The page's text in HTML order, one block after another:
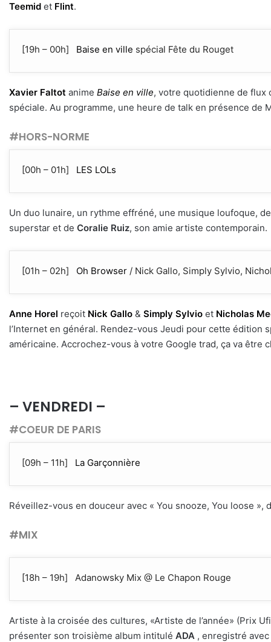
Teemid et Flint.
[19h – 00h] Baise en ville spécial Fête du Rouget
Xavier Faltot anime Baise en ville, votre quotidienne de flux
spéciale. Au programme, une heure de talk en présence de
#HORS-NORME
[00h – 01h] LES LOLs
Un duo lunaire, un rythme effréné, une musique loufoque,
superstar et de Coralie Ruiz, son amie artiste contemporain.
[01h – 02h] Oh Browser / Nick Gallo, Simply Sylvio,
Anne Horel reçoit Nick Gallo & Simply Sylvio et Nicholas
l’Internet en général. Rendez-vous Jeudi pour cette édition
américaine. Accrochez-vous à votre Google trad, ça va être
– VENDREDI –
#COEUR DE PARIS
[09h – 11h] La Garçonnière
Réveillez-vous en douceur avec « You snooze, You loose »,
#MIX
[18h – 19h] Adanowsky Mix @ Le Chapon Rouge
Artiste à la croisée des cultures, «Artiste de l’année» (Prix
présenter son troisième album intitulé ADA , enregistré